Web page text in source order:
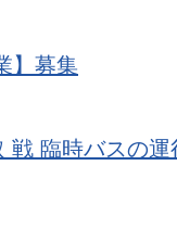
】募集
戦 臨時バスの運